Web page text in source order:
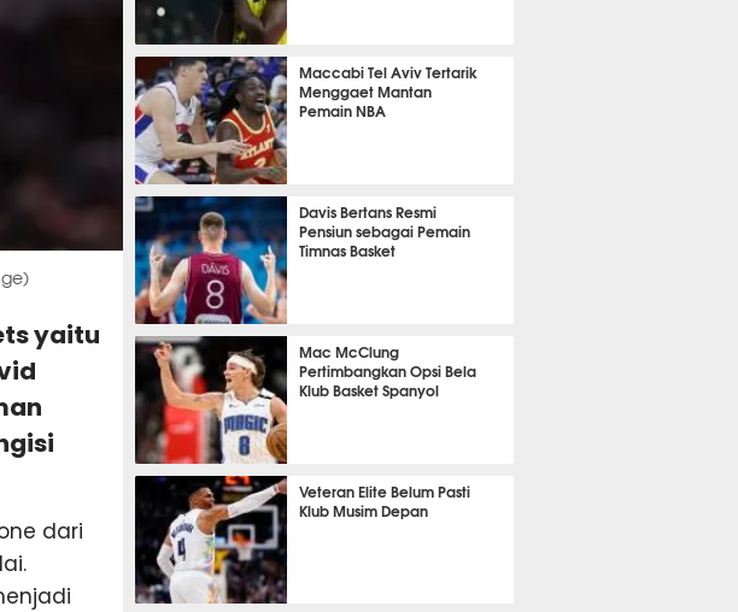
yaitu
dari
3 jam 11 menit lalu
Maccabi Tel Aviv Tertarik
Menggaet Mantan
Pemain NBA
4 jam 22 menit lalu
Davis Bertans Resmi
Pensiun sebagai Pemain
Timnas Basket
5 jam 45 menit lalu
Mac McClung
Pertimbangkan Opsi Bela
Klub Basket Spanyol
15 jam 6 menit lalu
Veteran Elite Belum Pasti
Klub Musim Depan